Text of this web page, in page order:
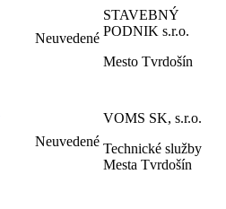
Neuvedené
STAVEBNÝ
PODNIK s.r.o.
Mesto Tvrdošín
Neuvedené
VOMS SK, s.r.o.
Technické služby
Mesta Tvrdošín